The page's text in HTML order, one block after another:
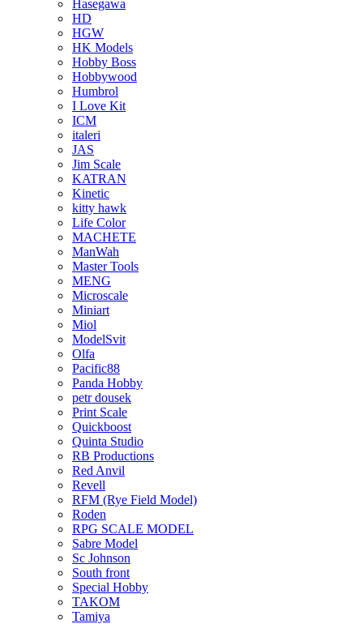
Hasegawa
HD
HGW
HK Models
Hobby Boss
Hobbywood
Humbrol
I Love Kit
ICM
italeri
JAS
Jim Scale
KATRAN
Kinetic
kitty hawk
Life Color
MACHETE
ManWah
Master Tools
MENG
Microscale
Miniart
Miol
ModelSvit
Olfa
Pacific88
Panda Hobby
petr dousek
Print Scale
Quickboost
Quinta Studio
RB Productions
Red Anvil
Revell
RFM (Rye Field Model)
Roden
RPG SCALE MODEL
Sabre Model
Sc Johnson
South front
Special Hobby
TAKOM
Tamiya